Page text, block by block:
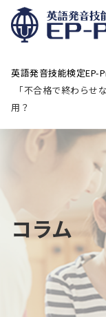
英語発音技能検定EP-
「不合格で終わらせ
用？
コラム